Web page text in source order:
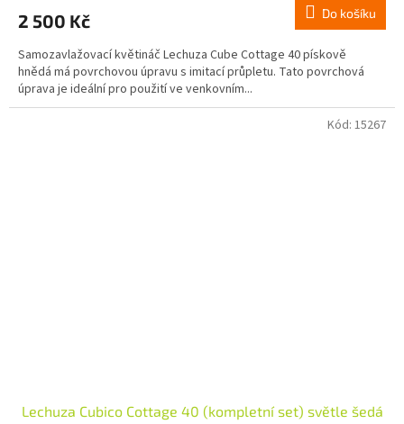
2 500 Kč Do košíku
Samozavlažovací květináč Lechuza Cube Cottage 40 pískově
hnědá má povrchovou úpravu s imitací průpletu. Tato povrchová
úprava je ideální pro použití ve venkovním...
Lechuza Cubico Cottage 40 (kompletní set) světle šedá
Kód: 15267